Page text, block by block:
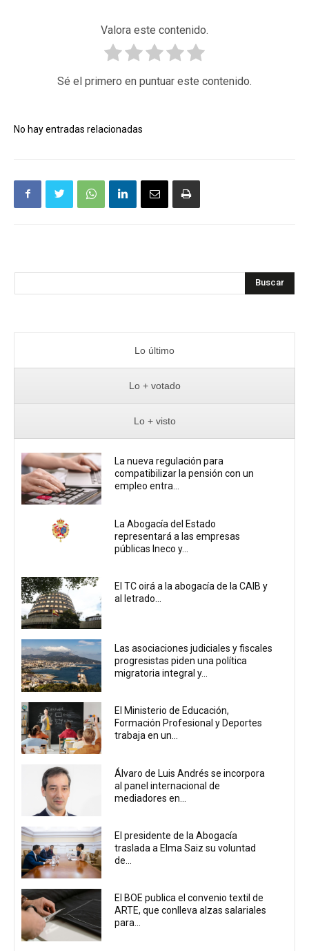
Valora este contenido.
Sé el primero en puntuar este contenido.
No hay entradas relacionadas
Buscar
Lo último
Lo + votado
Lo + visto
La nueva regulación para
compatibilizar la pensión con un
empleo entra...
La Abogacía del Estado
representará a las empresas
públicas Ineco y...
El TC oirá a la abogacía de la CAIB y
al letrado...
Las asociaciones judiciales y fiscales
progresistas piden una política
migratoria integral y...
El Ministerio de Educación,
Formación Profesional y Deportes
trabaja en un...
Álvaro de Luis Andrés se incorpora
al panel internacional de
mediadores en...
El presidente de la Abogacía
traslada a Elma Saiz su voluntad
de...
El BOE publica el convenio textil de
ARTE, que conlleva alzas salariales
para...